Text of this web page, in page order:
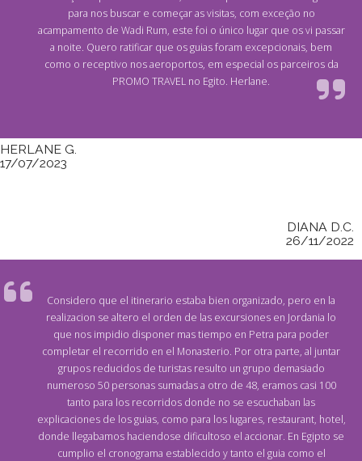
para nos buscar e começar as visitas, com exceção no
acampamento de Wadi Rum, este foi o único lugar que os vi passar
a noite. Quero ratificar que os guias foram excepcionais, bem
como o receptivo nos aeroportos, em especial os parceiros da
PROMO TRAVEL no Egito. Herlane.
HERLANE G.
17/07/2023
DIANA D.C.
26/11/2022
Considero que el itinerario estaba bien organizado, pero en la
realizacion se altero el orden de las excursiones en Jordania lo
que nos impidio disponer mas tiempo en Petra para poder
completar el recorrido en el Monasterio. Por otra parte, al juntar
grupos reducidos de turistas resulto un grupo demasiado
numeroso 50 personas sumadas a otro de 48, eramos casi 100
tanto para los recorridos donde no se escuchaban las
explicaciones de los guias, como para los lugares, restaurant, hotel,
donde llegabamos haciendose dificultoso el accionar. En Egipto se
cumplio el cronograma establecido y tanto el guia como el